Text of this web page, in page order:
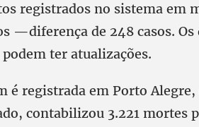
registrados no sistema em
—diferença de 248 casos.
ter atualizações.
é registrada em Porto
contabilizou 3.221 mortes